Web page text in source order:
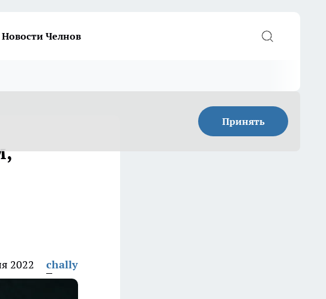
Новости Челнов
Принять
2022 chally